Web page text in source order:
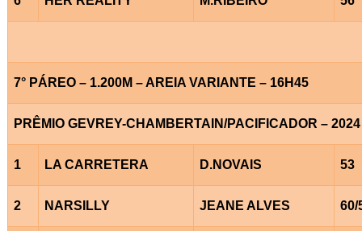
7° PÁREO – 1.200M – AREIA VARIANTE – 16H45
PRÊMIO GEVREY-CHAMBERTAIN/PACIFICADOR – 2024
1 LA CARRETERA D.NOVAIS 53
2 NARSILLY JEANE ALVES 60/